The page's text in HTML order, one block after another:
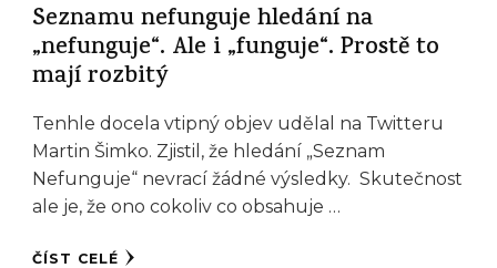
Seznamu nefunguje hledání na
„nefunguje“. Ale i „funguje“. Prostě to
mají rozbitý
Tenhle docela vtipný objev udělal na Twitteru
Martin Šimko. Zjistil, že hledání „Seznam
Nefunguje“ nevrací žádné výsledky. Skutečnost
ale je, že ono cokoliv co obsahuje …
ČÍST CELÉ